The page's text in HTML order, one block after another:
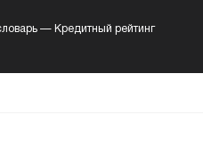
— Кредитный рейтинг